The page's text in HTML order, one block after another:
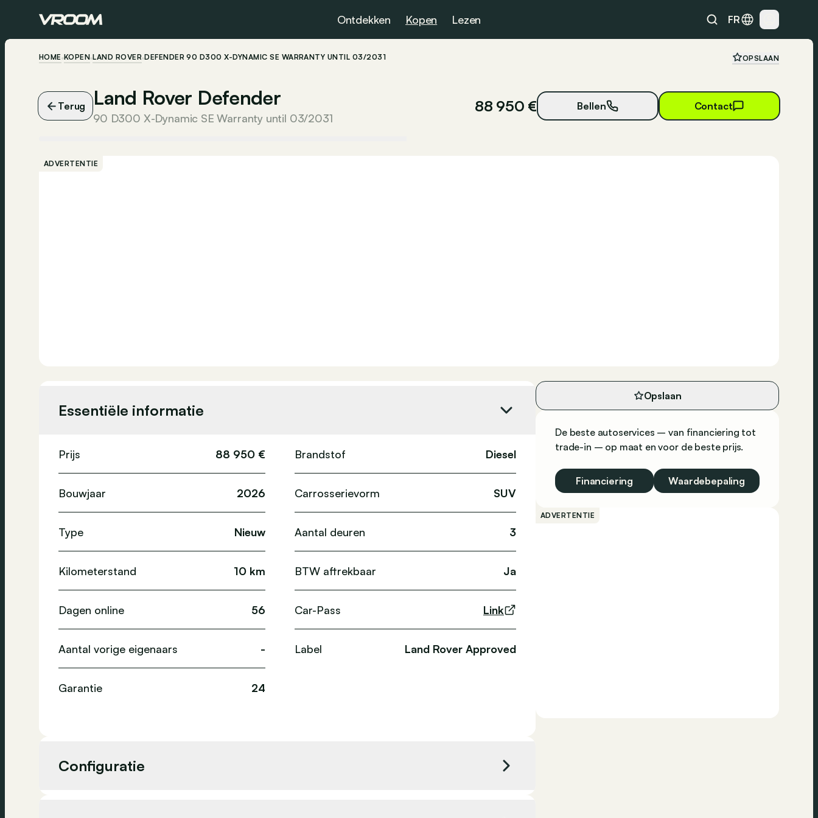
Ontdekken Kopen Lezen FR
HOME KOPEN LAND ROVER DEFENDER 90 D300 X-DYNAMIC SE WARRANTY UNTIL 03/2031 OPSLAAN
Terug Land Rover Defender
90 D300 X-Dynamic SE Warranty until 03/2031
88 950 € Bellen
Contact
ADVERTENTIE
Essentiële informatie
Prijs 88 950 €
Bouwjaar 2026
Type Nieuw
Kilometerstand 10 km
Dagen online 56
Aantal vorige eigenaars -
Garantie 24
Brandstof Diesel
Carrosserievorm SUV
Aantal deuren 3
BTW aftrekbaar Ja
Car-Pass Link
Label Land Rover Approved
Configuratie
Opslaan
De beste autoservices – van financiering tot
trade-in – op maat en voor de beste prijs.
Financiering Waardebepaling
ADVERTENTIE